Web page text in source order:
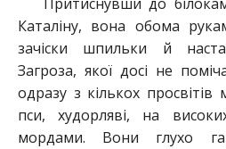
Притиснувши до
Каталіну, вона обома
зачіски шпильки й
Загроза, якої досі не
одразу з кількох
пси, худорляві, на
мордами. Вони глухо